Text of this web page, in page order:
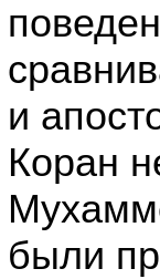
и
Коран
были